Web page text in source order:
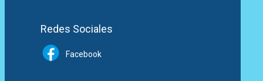
Redes Sociales
Facebook